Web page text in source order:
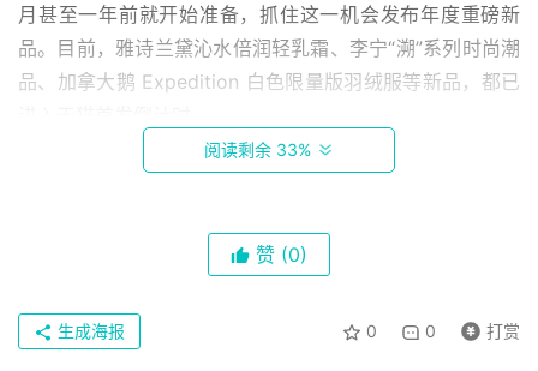
月甚至一年前就开始准备，抓住这一机会发布年度重磅新
品。目前，雅诗兰黛沁水倍润轻乳霜、李宁“溯”系列时尚潮
品、加拿大鹅 Expedition 白色限量版羽绒服等新品，都已
此外，华为 P30 手机、戴森 Supersonic 吹风机等自在天
天猫定制礼盒。包括 MAC、3CE 在内的不少美妆品牌，也
将在定制礼盒中加入频繁断货的色号，让经典口红不再“一
阅读剩余 33%
赞 (0)
0 0 打赏
生成海报